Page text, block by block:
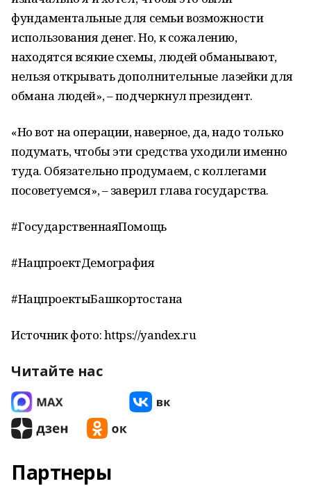
фундаментальные для семьи возможности
использования денег. Но, к сожалению,
находятся всякие схемы, людей обманывают,
нельзя открывать дополнительные лазейки для
обмана людей», – подчеркнул президент.
«Но вот на операции, наверное, да, надо только
подумать, чтобы эти средства уходили именно
туда. Обязательно продумаем, с коллегами
посоветуемся», – заверил глава государства.
#ГосударственнаяПомощь
#НацпроектДемография
#НацпроектыБашкортостана
Источник фото: https://yandex.ru
Читайте нас
Партнеры